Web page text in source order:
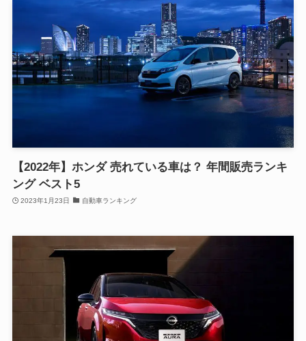
【2022年】ホンダ 売れている車は？ 年間販売ランキ
ング ベスト5
2023年1月23日 自動車ランキング